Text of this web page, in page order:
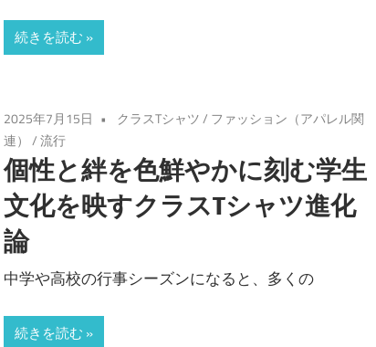
続きを読む
2025年7月15日 クラスTシャツ/ ファッション（アパレル関
連） /流行
個性と絆を色鮮やかに刻む学生
文化を映すクラスTシャツ進化
論
中学や高校の行事シーズンになると、多くの
続きを読む